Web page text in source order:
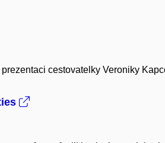
cestovatelky Veroniky